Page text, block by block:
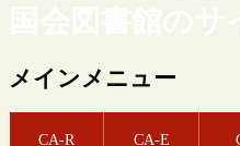
国会図書館のサ
メインメニュー
CA-R CA-E